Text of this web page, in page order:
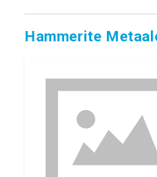
Hammerite